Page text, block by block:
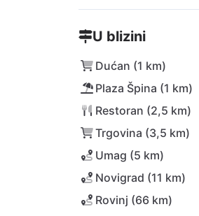
U blizini
Dućan (1 km)
Plaza Špina (1 km)
Restoran (2,5 km)
Trgovina (3,5 km)
Umag (5 km)
Novigrad (11 km)
Rovinj (66 km)